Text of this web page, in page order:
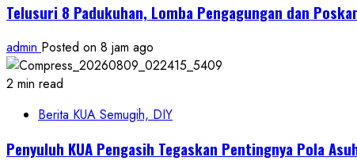
Telusuri 8 Padukuhan, Lomba Pengagungan dan
admin Posted on 8 jam ago
2 min read
Berita KUA Semugih, DIY
Penyuluh KUA Pengasih Tegaskan Pentingnya Pola